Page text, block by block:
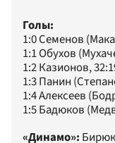
Голы:
1:0 Семенов
1:1 Обухов
1:2 Казионов,
1:3 Панин
1:4 Алексеев
1:5 Бадюков
«Динамо»: